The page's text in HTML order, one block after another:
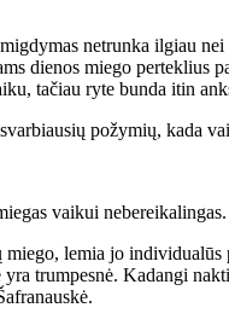
netrunka ilgiau
dienos miego perteklius
tačiau ryte bunda itin
požymių, kada
vaikui nebereikalingas.
lemia jo
trumpesnė. Kadangi